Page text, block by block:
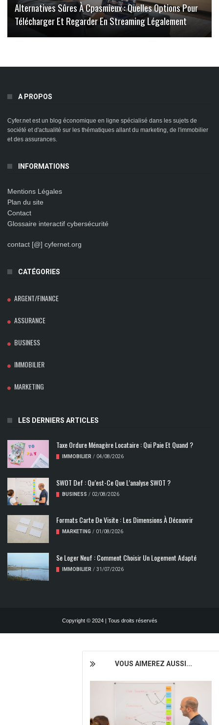
VOUS AIMEREZ AUSSI...
Alternatives Sûres À Cpasmieux : Quelles Options Pour
Télécharger Et Regarder En Streaming Légalement
A PROPOS
Cyfer.net est un blog économique en ligne spécialisé dans les sujets de
société et d'actualité sur les thématiques allant du marketing, de l'immobilier
et des assurances.
INFORMATIONS
Mentions Légales
Plan du site
Contact
Glossaire interactif cybersécurité
contact [@] cyfernet.org
CATÉGORIES
ARGENT/FINANCE
ASSURANCE
BUSINESS
IMMOBILIER
MARKETING
LES DERNIERS ARTICLES
Taxe Ordure Ménagère Locataire : Qui Paie Et Quand ?
IMMOBILIER / 04/08/2026
SWOT Def : Qu’est-Ce Que L’analyse SWOT ?
BUSINESS / 02/08/2026
Formats Carte De Visite : Les Dimensions À Découvrir
MARKETING / 01/08/2026
Se Loger Neuf : Comment Choisir Un Logement Adapté
IMMOBILIER / 31/07/2026
Copyright © 2024 | Tous droits réservés